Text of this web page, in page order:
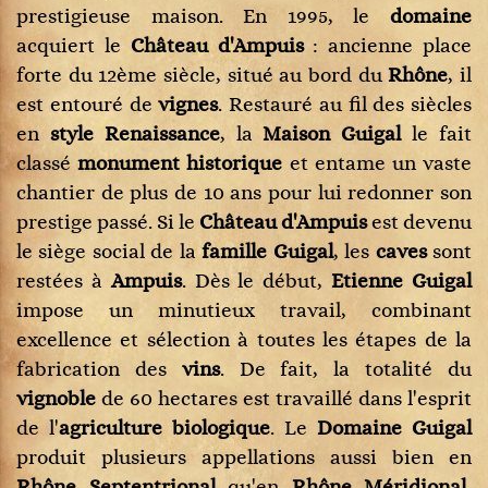
prestigieuse maison. En 1995, le domaine
acquiert le Château d'Ampuis: ancienne place
forte du 12ème siècle, situé au bord duRhône, il
est entouré devignes. Restauré au fil des siècles
en style Renaissance, laMaison Guigalle fait
classémonument historique et entame un vaste
chantier de plus de 10 ans pour lui redonner son
prestige passé. Si le Château d'Ampuisest devenu
le siège social de lafamille Guigal, les cavessont
restées àAmpuis. Dès le début,Etienne Guigal
impose un minutieux travail, combinant
excellence et sélection à toutes les étapes de la
fabrication des vins. De fait, la totalité du
vignoble de 60 hectares est travaillé dans l'esprit
de l'agriculture biologique. Le Domaine Guigal
produit plusieurs appellations aussi bien en